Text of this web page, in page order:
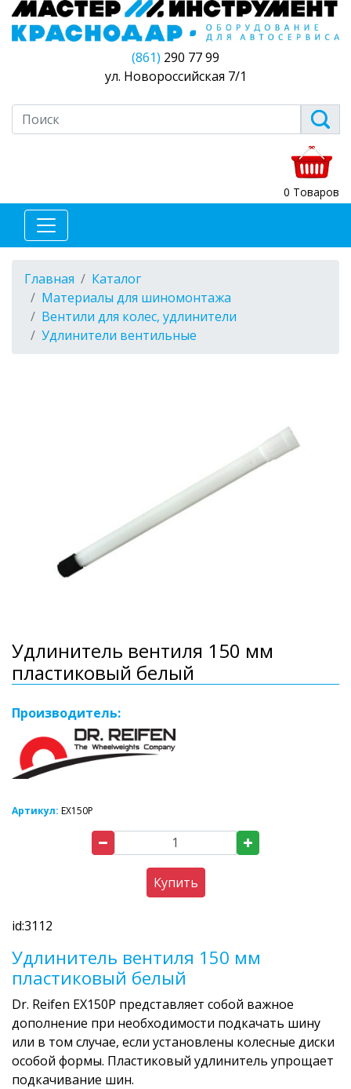
(861) 290 77 99
ул. Новороссийская 7/1
0 Товаров
Главная
Каталог
Материалы для шиномонтажа
Вентили для колес, удлинители
Удлинители вентильные
Удлинитель вентиля 150 мм
пластиковый белый
Производитель:
Артикул: EX150P
Купить
id:3112
Удлинитель вентиля 150 мм
пластиковый белый
Dr. Reifen EX150P представляет собой важное
дополнение при необходимости подкачать шину
или в том случае, если установлены колесные диски
особой формы. Пластиковый удлинитель упрощает
подкачивание шин.